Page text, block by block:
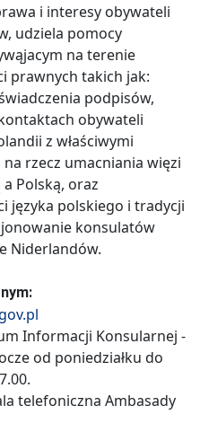
i interesy obywateli
udziela pomocy
na terenie
prawnych takich jak:
podpisów,
obywateli
z właściwymi
rzecz umacniania więzi
Polską, oraz
języka polskiego i tradycji
konsulatów
Niderlandów.
Informacji Konsularnej -
od poniedziałku do
telefoniczna Ambasady